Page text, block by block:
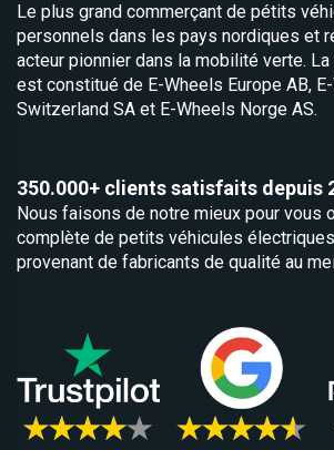
Le plus grand commerçant de pétits
personnels dans les pays nordiques et
acteur pionnier dans la mobilité verte.
est constitué de E-Wheels Europe AB,
Switzerland SA et E-Wheels Norge AS.
350.000+ clients satisfaits depuis
Nous faisons de notre mieux pour vous
complète de petits véhicules
provenant de fabricants de qualité au